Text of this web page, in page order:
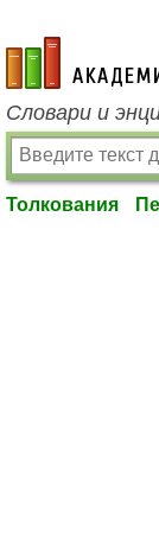
academic.ru
Словари и
Толкования